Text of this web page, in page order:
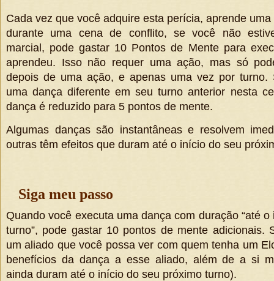
Cada vez que você adquire esta perícia, aprende
durante uma cena de conflito, se você não
marcial, pode gastar 10 Pontos de Mente para
aprendeu. Isso não requer uma ação, mas só
depois de uma ação, e apenas uma vez por turno.
uma dança diferente em seu turno anterior nesta
dança é reduzido para 5 pontos de mente.
Algumas danças são instantâneas e resolvem
outras têm efeitos que duram até o início do seu
Siga meu passo
Quando você executa uma dança com duração “até
turno”, pode gastar 10 pontos de mente adicionais.
um aliado que você possa ver com quem tenha um
benefícios da dança a esse aliado, além de a si
ainda duram até o início do seu próximo turno).